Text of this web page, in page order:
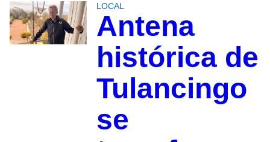
LOCAL
Antena
histórica de
Tulancingo
se